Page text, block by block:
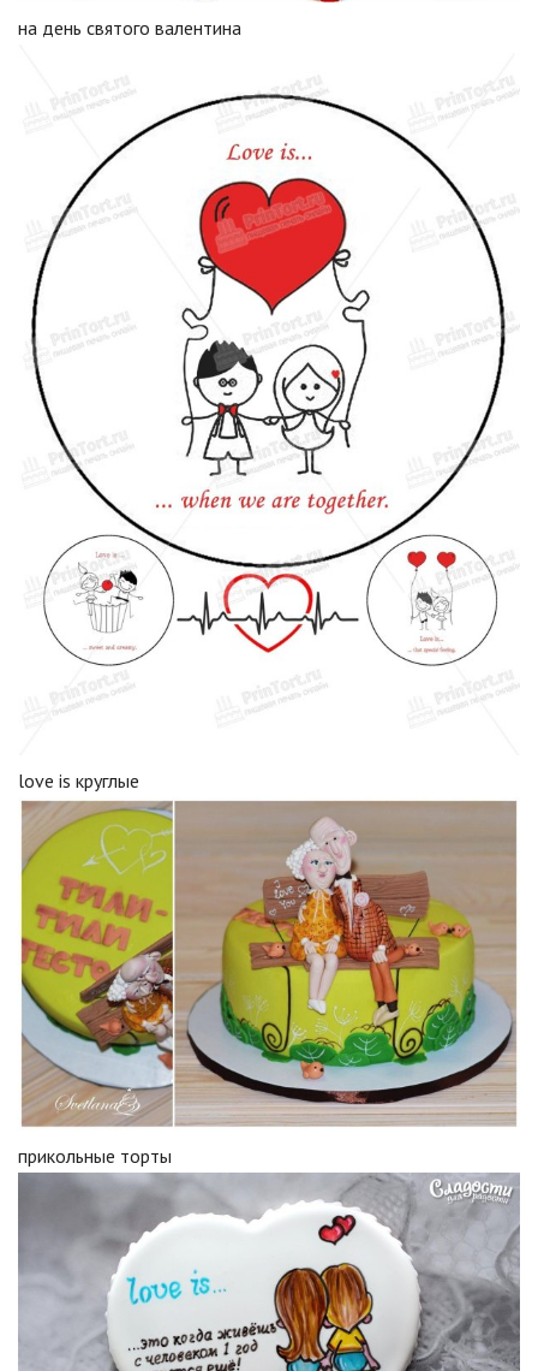
на день святого валентина
love is круглые
прикольные торты